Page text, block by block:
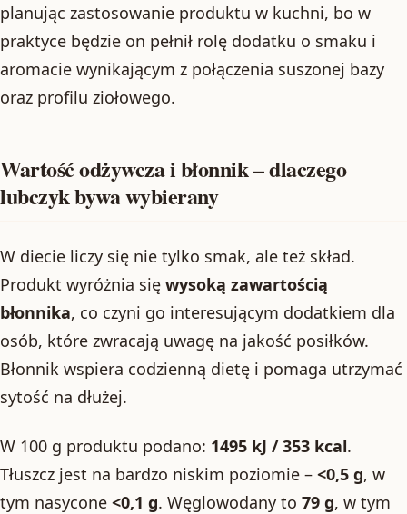
planując zastosowanie produktu w kuchni, bo w
praktyce będzie on pełnił rolę dodatku o smaku i
aromacie wynikającym z połączenia suszonej bazy
oraz profilu ziołowego.
Wartość odżywcza i błonnik – dlaczego
lubczyk bywa wybierany
W diecie liczy się nie tylko smak, ale też skład.
Produkt wyróżnia się wysoką zawartością
błonnika, co czyni go interesującym dodatkiem dla
osób, które zwracają uwagę na jakość posiłków.
Błonnik wspiera codzienną dietę i pomaga utrzymać
sytość na dłużej.
W 100 g produktu podano: 1495 kJ / 353 kcal.
Tłuszcz jest na bardzo niskim poziomie – <0,5 g, w
tym nasycone <0,1 g. Węglowodany to 79 g, w tym